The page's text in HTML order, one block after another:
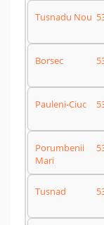
Tusnadu Nou
Borsec
Pauleni-Ciuc
Porumbenii
Mari
Tusnad